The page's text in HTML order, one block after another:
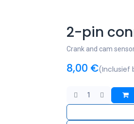
2-pin
Crank and cam
8,00 €(Inclusief